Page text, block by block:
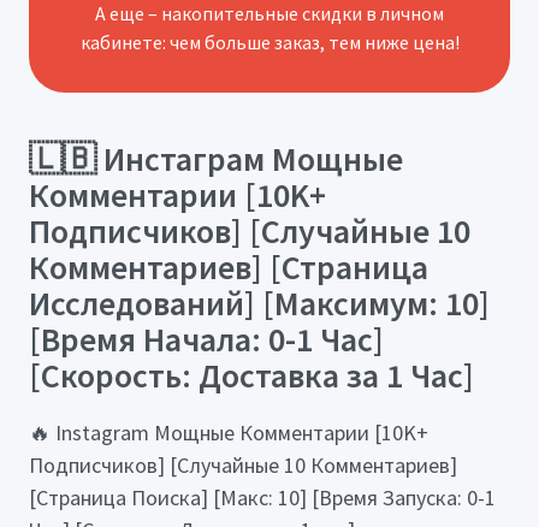
А еще – накопительные скидки в личном
кабинете: чем больше заказ, тем ниже цена!
🇱🇧 Инстаграм Мощные
Комментарии [10K+
Подписчиков] [Случайные 10
Комментариев] [Страница
Исследований] [Максимум: 10]
[Время Начала: 0-1 Час]
[Скорость: Доставка за 1 Час]
🔥 Instagram Мощные Комментарии [10K+
Подписчиков] [Случайные 10 Комментариев]
[Страница Поиска] [Макс: 10] [Время Запуска: 0-1